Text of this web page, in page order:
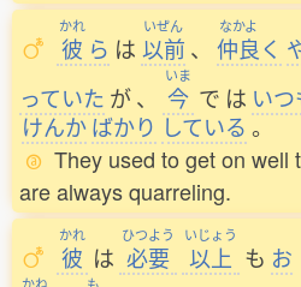
かれ
彼 ら は
いぜん
以前 、
なかよ
仲良く
っていた が、
いま
今 で は いつ
けんか ばかり している 。
They used to get on well
are always quarreling.
かれ
彼 は
ひつよう
必要
いじょう
以上 も お